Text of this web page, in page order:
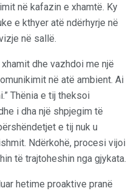
në kafazin e xhamtë. Ky
e kthyer atë ndërhyrje në
në sallë.
dhe vazhdoi me një
në atë ambient. Ai
Thënia e tij theksoi
i dha një shpjegim të
e tij nuk u
Ndërkohë, procesi vijoi
të trajtoheshin nga gjykata.
hetime proaktive pranë